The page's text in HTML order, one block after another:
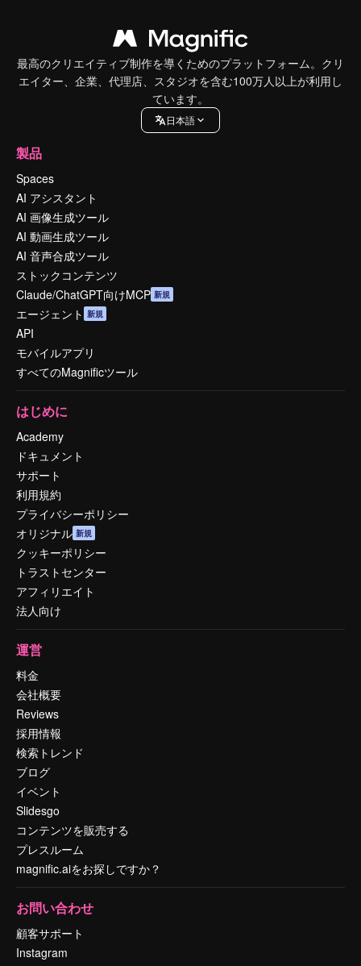
最高のクリエイティブ制作を導くためのプラットフォーム。クリ
エイター、企業、代理店、スタジオを含む100万人以上が利用し
ています。
日本語
製品
Spaces
AI アシスタント
AI 画像生成ツール
AI 動画生成ツール
AI 音声合成ツール
ストックコンテンツ
Claude/ChatGPT向けMCP 新規
エージェント 新規
API
モバイルアプリ
すべてのMagnificツール
はじめに
Academy
ドキュメント
サポート
利用規約
プライバシーポリシー
オリジナル 新規
クッキーポリシー
トラストセンター
アフィリエイト
法人向け
運営
料金
会社概要
Reviews
採用情報
検索トレンド
ブログ
イベント
Slidesgo
コンテンツを販売する
プレスルーム
magnific.aiをお探しですか？
お問い合わせ
顧客サポート
Instagram